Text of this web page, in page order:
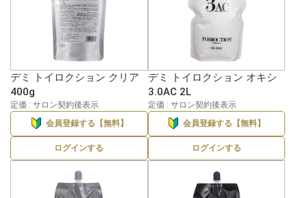
デミ トイロクション クリア
400g
定価 : サロン契約後表示
会員登録する【無料】
ログインする
デミ トイロクション オキシ
3.0AC 2L
定価 : サロン契約後表示
会員登録する【無料】
ログインする